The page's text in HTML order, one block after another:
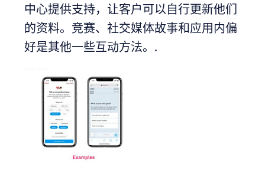
中心提供支持，让客户可以自行更新他们
的资料。竞赛、社交媒体故事和应用内偏
好是其他一些互动方法。.